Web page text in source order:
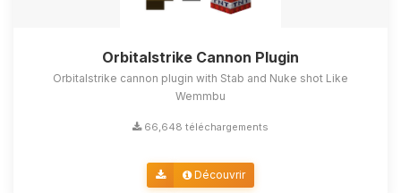
Orbitalstrike Cannon Plugin
Orbitalstrike cannon plugin with Stab and Nuke shot Like
Wemmbu
66,648 téléchargements
Découvrir